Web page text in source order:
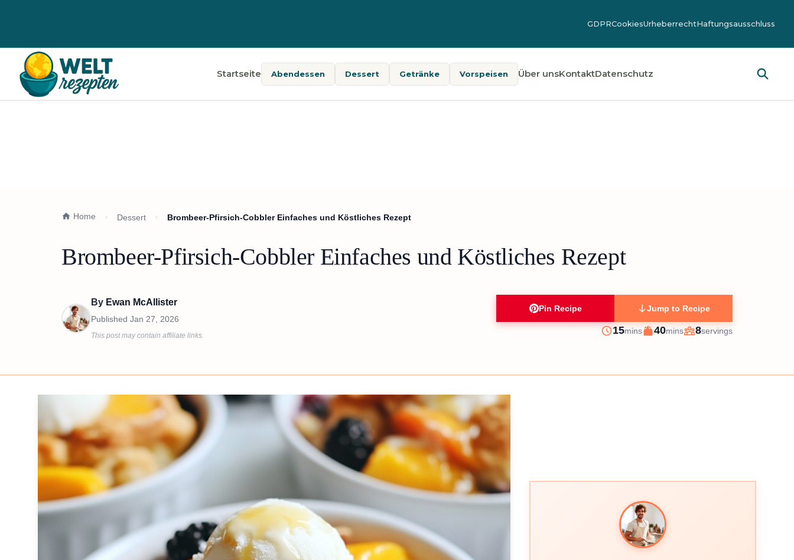
GDPRCookiesUrheberrechtHaftungsausschluss
Startseite Abendessen Dessert Getränke Vorspeisen Über unsKontaktDatenschutz
Home Dessert Brombeer-Pfirsich-Cobbler Einfaches und Köstliches Rezept
Brombeer-Pfirsich-Cobbler Einfaches und Köstliches Rezept
By Ewan McAllister
Published Jan 27, 2026
This post may contain affiliate links.
Pin Recipe Jump to Recipe
Prep
15minutes
mins
Cook
40minutes
mins
Servings
8servings